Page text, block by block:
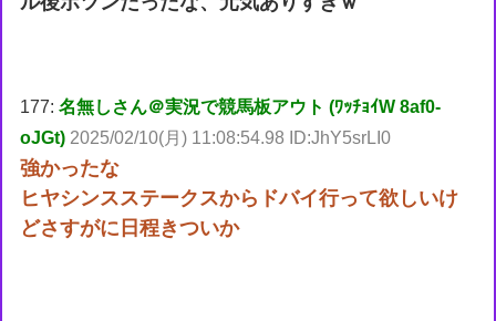
177:名無しさん＠実況で競馬板アウト (ﾜｯﾁｮｲW 8af0-
oJGt) 2025/02/10(月) 11:08:54.98 ID:JhY5srLI0
強かったな
ヒヤシンスステークスからドバイ行って欲しいけ
どさすがに日程きついか